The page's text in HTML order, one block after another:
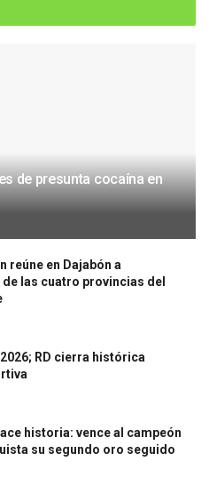
de presunta cocaína en
reúne en Dajabón a
las cuatro provincias del
RD cierra histórica
historia: vence al campeón
su segundo oro seguido